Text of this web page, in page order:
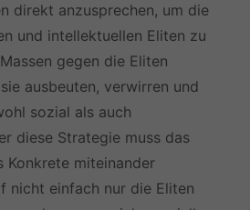
direkt anzusprechen, um die
und intellektuellen Eliten zu
gegen die Eliten
ausbeuten, verwirren und
sozial als auch
diese Strategie muss das
Konkrete miteinander
nicht einfach nur die Eliten